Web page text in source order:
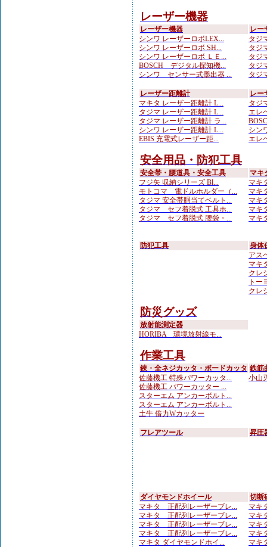
レーザー機器
レーザー機器
シンワ レーザーロボLEX...
シンワ レーザーロボ SH...
シンワ レーザーロボ ＬＥ...
BOSCH デジタル探知機...
シンワ センサー式墨出器 ...
レー
タジ
タジ
タジ
タジ
タジ
レーザー距離計
マキタ レーザー距離計 L...
タジマ レーザー距離計 L...
タジマ レーザー距離計 ラ...
シンワ レーザー距離計 L...
EBIS 充電式レーザー距...
レー
タジ
エレ
シン
エレ
安全用品・防犯工具
安全帯・腰道具・安全工具
フジ矢 収納シリーズ Bl...
モトコマ 電ドルホルダー（...
タジマ 安全帯胴当てベルト...
タジマ セフ着脱式 工具ホ...
タジマ セフ着脱式 腰袋・...
マキ
マキ
マキ
マキ
マキ
マキ
防犯工具
身体
アス
マキ
クレ
トー
クレ
防災グッズ
放射能測定器
HORIBA 環境放射線モ...
作業工具
鋏・全ネジカッタ・ボードカッタ
佐藤機工 特殊パワーカッタ...
佐藤機工 パワーカッター ...
スターエム アンカーボルト...
スターエム アンカーボルト...
土牛 倍力Wカッター
鉄筋
小山
フレアツール 昇圧
ダイヤモンドホイール
マキタ 正配列レーザーブレ...
マキタ 正配列レーザーブレ...
マキタ 正配列レーザーブレ...
マキタ 正配列レーザーブレ...
マキタ ダイヤモンドホイ...
切断
マキ
マキ
マキ
マキ
マキ